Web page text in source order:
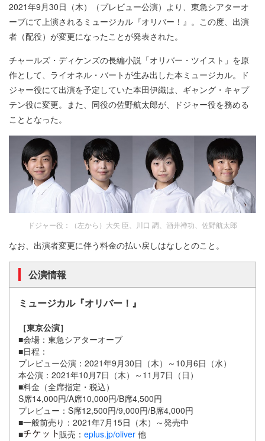
2021年9月30日（木）（プレビュー公演）より、東急シアターオ
ーブにて上演されるミュージカル『オリバー！』。この度、出演
者（配役）が変更になったことが発表された。
チャールズ・ディケンズの長編小説「オリバー・ツイスト」を原
作として、ライオネル・バートが生み出した本ミュージカル。ド
ジャー役にて出演を予定していた本田伊織は、ギャング・キャプ
テン役に変更。また、同役の佐野航太郎が、ドジャー役を務める
こととなった。
ドジャー役：（左から）大矢 臣、川口 調、酒井禅功、佐野航太郎
なお、出演者変更に伴う料金の払い戻しはなしとのこと。
公演情報
ミュージカル『オリバー！』
［東京公演］
■会場：東急シアターオーブ
■日程：
プレビュー公演：2021年9月30日（木）～10月6日（水）
本公演：2021年10月7日（木）～11月7日（日）
■料金（全席指定・税込）
S席14,000円/A席10,000円/B席4,500円
プレビュー：S席12,500円/9,000円/B席4,000円
■一般前売り：2021年7月15日（木）～発売中
■
販売： eplus.jp/oliver 他